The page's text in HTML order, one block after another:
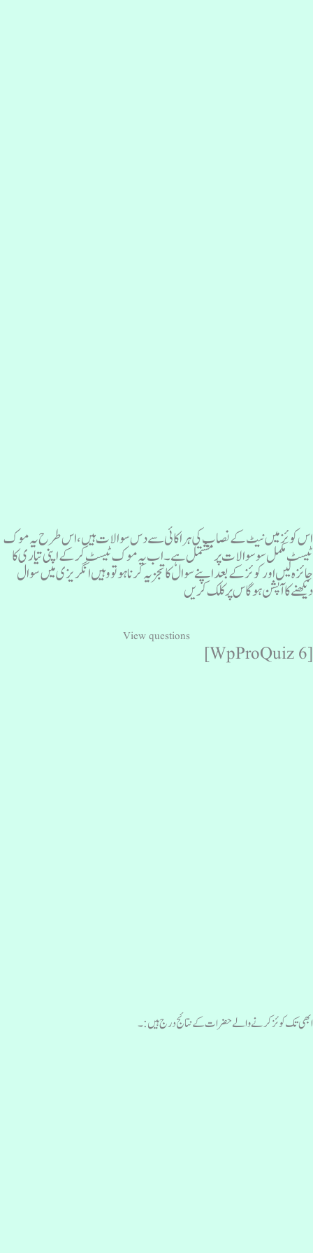
اس کوئز میں نیٹ کے نصاب کی ہراکائی سے دس سوالات ہیں، اس طرح یہ موک
ٹیسٹ مکمل سو سوالات پر مشتمل ہے۔ اب یہ موک ٹیسٹ کرکے اپنی تیاری کا
جائزہ لیں اور کوئز کے بعد اپنے سوال کا تجزیہ کرنا ہو تو وہیں انگریزی میں سوال
دیکھنے کا آپشن ہوگاس پر کلک کریں
View questions
[WpProQuiz 6]
ابھی تک کوئز کرنے والے حضرات کے نتائج درج ہیں:۔